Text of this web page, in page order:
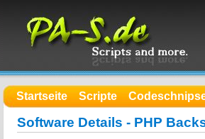
Startseite Scripte
Software Details - PHP